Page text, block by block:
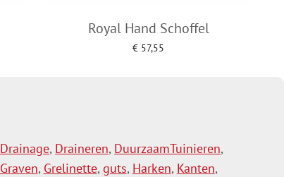
Royal Hand Schoffel
€ 57,55
Drainage, Draineren, DuurzaamTuinieren,
Graven, Grelinette, guts, Harken, Kanten,